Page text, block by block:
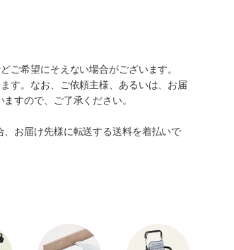
ご希望にそえない場合がございます。
す。なお、ご依頼主様、あるいは、お届
すので、ご了承ください。
お届け先様に転送する送料を着払いで